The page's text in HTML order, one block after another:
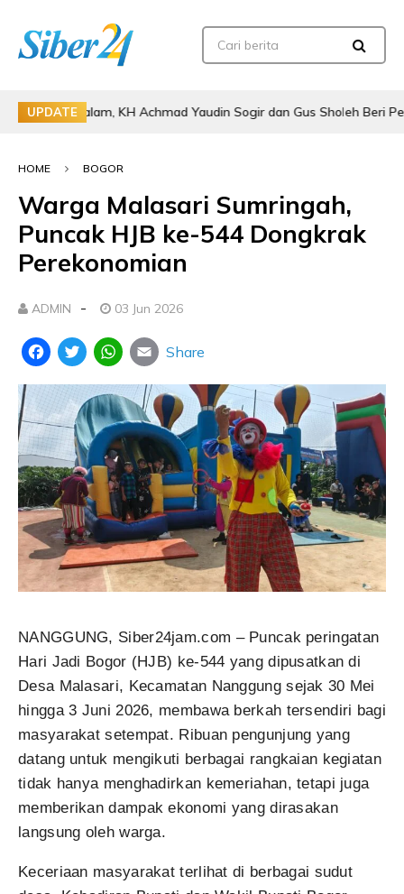
UPDATE
KH Achmad Yaudin Sogir dan Gus Sholeh Beri Pesan Spiritual
HOME BOGOR
Warga Malasari Sumringah,
Puncak HJB ke-544 Dongkrak
Perekonomian
ADMIN - 03 Jun 2026
FacebookTwitterWhatsApp
Email
Share
NANGGUNG, Siber24jam.com – Puncak peringatan
Hari Jadi Bogor (HJB) ke-544 yang dipusatkan di
Desa Malasari, Kecamatan Nanggung sejak 30 Mei
hingga 3 Juni 2026, membawa berkah tersendiri bagi
masyarakat setempat. Ribuan pengunjung yang
datang untuk mengikuti berbagai rangkaian kegiatan
tidak hanya menghadirkan kemeriahan, tetapi juga
memberikan dampak ekonomi yang dirasakan
langsung oleh warga.
Keceriaan masyarakat terlihat di berbagai sudut